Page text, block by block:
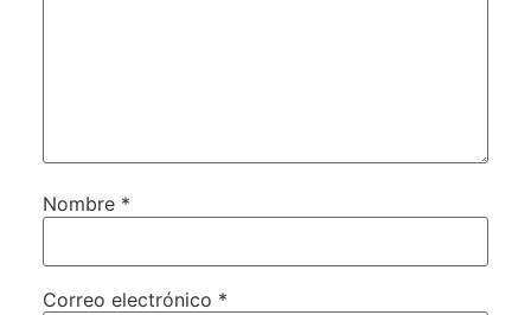
Nombre *
Correo electrónico *